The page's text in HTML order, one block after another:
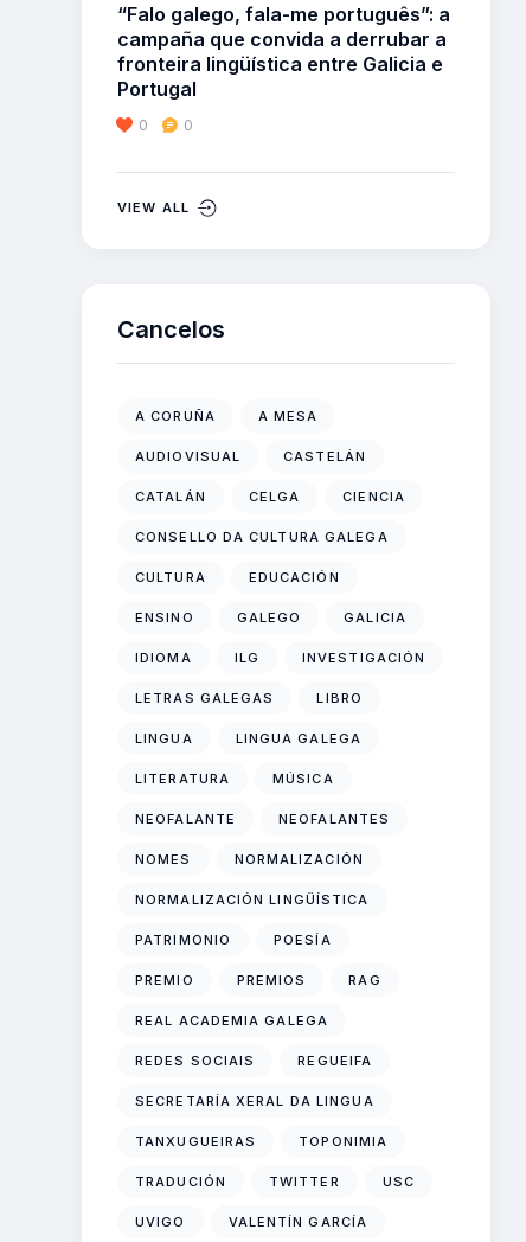
“Falo galego, fala-me português”: a
campaña que convida a derrubar a
fronteira lingüística entre Galicia e
Portugal
0 0
VIEW ALL
Cancelos
A CORUÑA A MESA
AUDIOVISUAL CASTELÁN
CATALÁN CELGA CIENCIA
CONSELLO DA CULTURA GALEGA
CULTURA EDUCACIÓN
ENSINO GALEGO GALICIA
IDIOMA ILG INVESTIGACIÓN
LETRAS GALEGAS LIBRO
LINGUA LINGUA GALEGA
LITERATURA MÚSICA
NEOFALANTE NEOFALANTES
NOMES NORMALIZACIÓN
NORMALIZACIÓN LINGÜÍSTICA
PATRIMONIO POESÍA
PREMIO PREMIOS RAG
REAL ACADEMIA GALEGA
REDES SOCIAIS REGUEIFA
SECRETARÍA XERAL DA LINGUA
TANXUGUEIRAS TOPONIMIA
TRADUCIÓN TWITTER USC
UVIGO VALENTÍN GARCÍA